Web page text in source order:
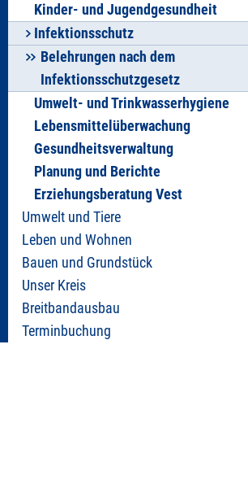
Kinder- und Jugendgesundheit
Infektionsschutz
Belehrungen nach dem
Infektionsschutzgesetz
Umwelt- und Trinkwasserhygiene
Lebensmittelüberwachung
Gesundheitsverwaltung
Planung und Berichte
Erziehungsberatung Vest
Umwelt und Tiere
Leben und Wohnen
Bauen und Grundstück
Unser Kreis
Breitbandausbau
Terminbuchung